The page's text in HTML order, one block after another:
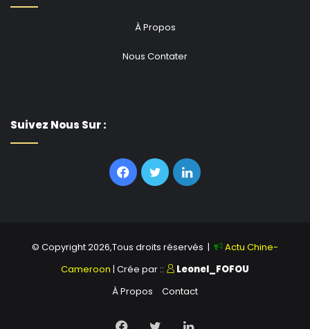
À Propos
Nous Contater
Suivez Nous Sur :
Facebook
TwitterLinkedin
© Copyright 2026,Tous droits réservés |
Actu Chine-
Cameroon | Crée par ::
Leonel_FOFOU
À Propos
Contact